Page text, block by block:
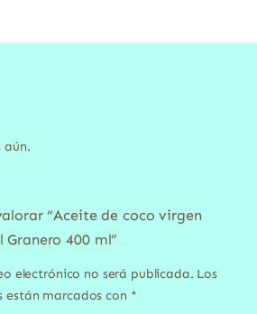
aún.
“Aceite de coco virgen
400 ml”
electrónico no será publicada. Los
marcados con *